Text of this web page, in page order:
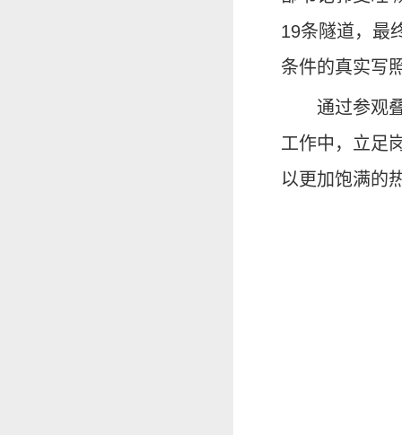
19条隧道，最
条件的真实写
通过参观
工作中，立足
以更加饱满的